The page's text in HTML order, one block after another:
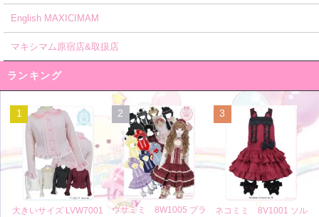
English MAXICIMAM
マキシマム原宿店&取扱店
ランキング
1
大きいサイズ LVW7001
2
ウサミミ 8W1005 ブラ
3
ネコミミ 8V1001 ソル